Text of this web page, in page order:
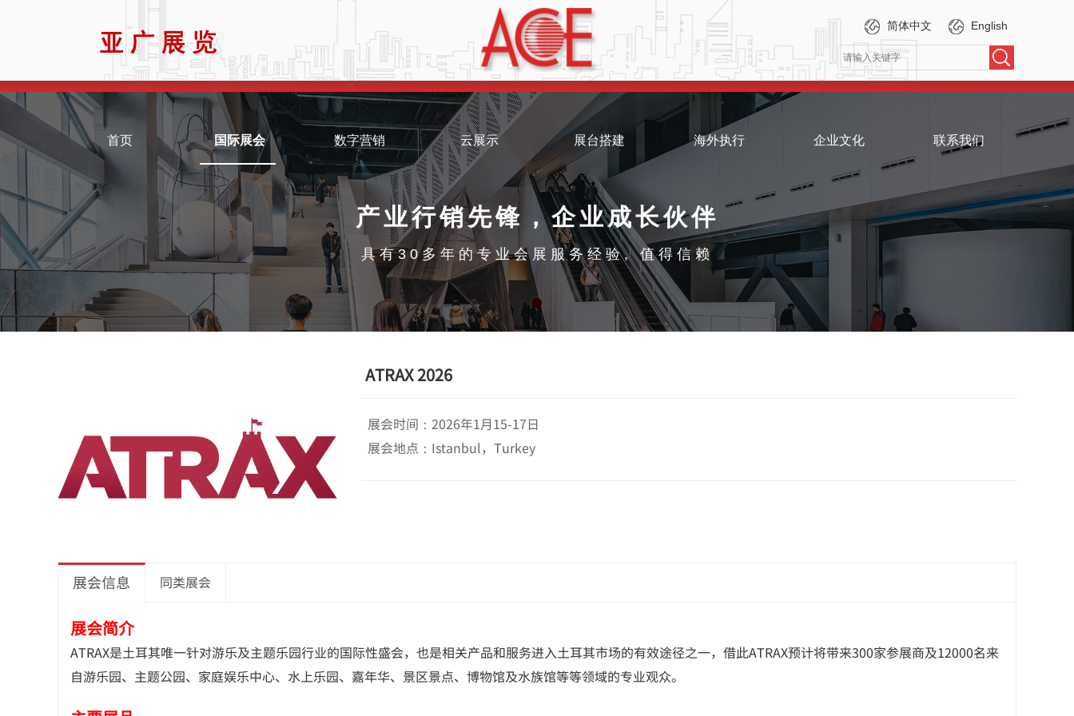
首页 国际展会 数字营销 云展示 展台搭建 海外执行 企业文化 联系我们
产业行销先锋，企业成长伙伴
具有30多年的专业会展服务经验, 值得信赖
ATRAX 2026
展会时间：2026年1月15-17日
展会地点：Istanbul，Turkey
展会信息 同类展会
展会简介
ATRAX是土耳其唯一针对游乐及主题乐园行业的国际性盛会，也是相关产品和服务进入土耳其市场的有效途径之一，借此ATRAX预计将带来300家参展商及12000名来
自游乐园、主题公园、家庭娱乐中心、水上乐园、嘉年华、景区景点、博物馆及水族馆等等领域的专业观众。
简体中文 English